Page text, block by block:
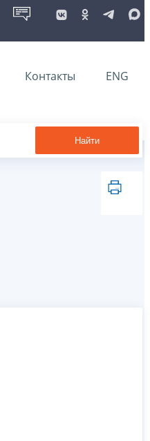
Контакты ENG
Найти